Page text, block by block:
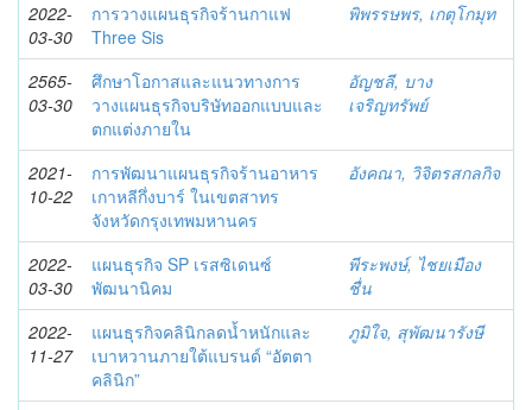
2022-
03-30
การวางแผนธุรกิจร้านกาแฟ
Three Sis
พิพรรษพร, เกตุโกมุท
2565-
03-30
ศึกษาโอกาสและแนวทางการ
วางแผนธุรกิจบริษัทออกแบบและ
ตกแต่งภายใน
อัญชลี, บาง
เจริญทรัพย์
2021-
10-22
การพัฒนาแผนธุรกิจร้านอาหาร
เกาหลีกึ่งบาร์ ในเขตสาทร
จังหวัดกรุงเทพมหานคร
อังคณา, วิจิตรสกลกิจ
2022-
03-30
แผนธุรกิจ SP เรสซิเดนซ์
พัฒนานิคม
พีระพงษ์, ไชยเมือง
ชื่น
2022-
11-27
แผนธุรกิจคลินิกลดน้ำหนักและ
เบาหวานภายใต้แบรนด์ “อัตตา
คลินิก”
ภูมิใจ, สุพัฒนารังษี